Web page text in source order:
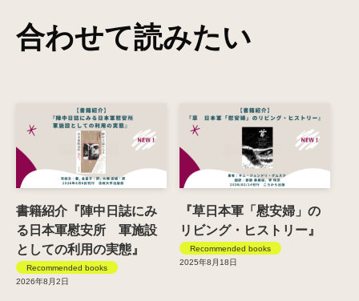
合わせて読みたい
書籍紹介『陣中日誌にみ
る日本軍慰安所 軍施設
としての利用の実態』
Recommended books
2026年8月2日
『草日本軍「慰安婦」の
リビング・ヒストリー』
Recommended books
2025年8月18日